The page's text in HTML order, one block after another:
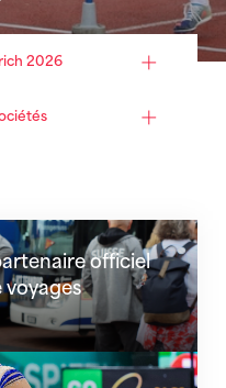
2026
officiel
voyages
officiel de la FSG
du monde